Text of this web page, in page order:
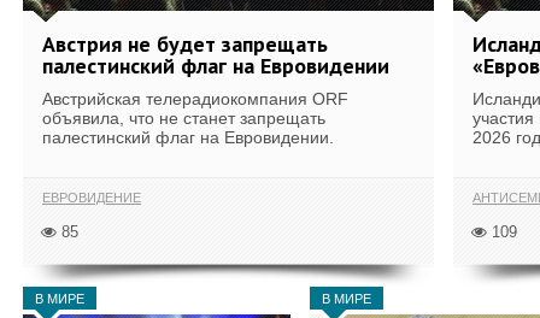
Австрия не будет запрещать
палестинский флаг на Евровидении
Австрийская телерадиокомпания ORF
объявила, что не станет запрещать
палестинский флаг на Евровидении.
ЕВРОВИДЕНИЕ
85
2026
109
В МИРЕ В МИРЕ